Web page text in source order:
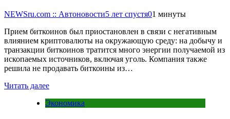
NEWSru.com :: Автоновости5 лет спустя01 минуты
Прием биткоинов был приостановлен в связи с негативным
влиянием криптовалюты на окружающую среду: на добычу и
транзакции биткоинов тратится много энергии получаемой из
ископаемых источников, включая уголь. Компания также
решила не продавать биткоины из…
Читать далее
Экономика